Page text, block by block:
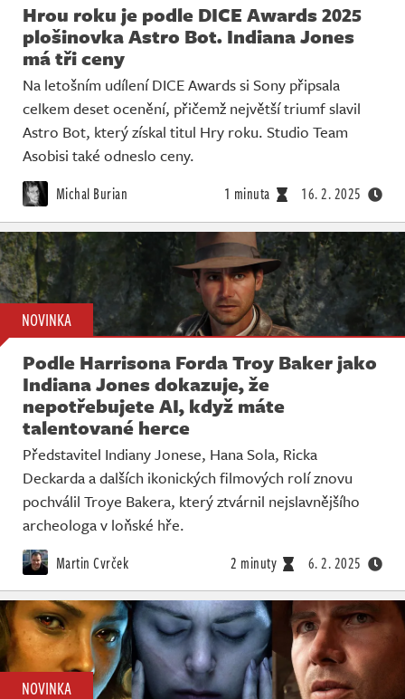
Hrou roku je podle DICE Awards 2025
plošinovka Astro Bot. Indiana Jones
má tři ceny
Na letošním udílení DICE Awards si Sony připsala
celkem deset ocenění, přičemž největší triumf slavil
Astro Bot, který získal titul Hry roku. Studio Team
Asobisi také odneslo ceny.
Michal Burian 1 minuta 16. 2. 2025
NOVINKA
Podle Harrisona Forda Troy Baker jako
Indiana Jones dokazuje, že
nepotřebujete AI, když máte
talentované herce
Představitel Indiany Jonese, Hana Sola, Ricka
Deckarda a dalších ikonických filmových rolí znovu
pochválil Troye Bakera, který ztvárnil nejslavnějšího
archeologa v loňské hře.
Martin Cvrček 2 minuty 6. 2. 2025
NOVINKA